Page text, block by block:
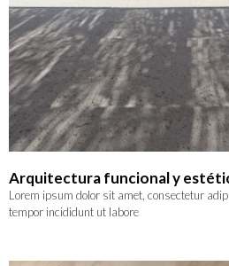
Arquitectura funcional y
Lorem ipsum dolor sit amet, consectetur
tempor incididunt ut labore